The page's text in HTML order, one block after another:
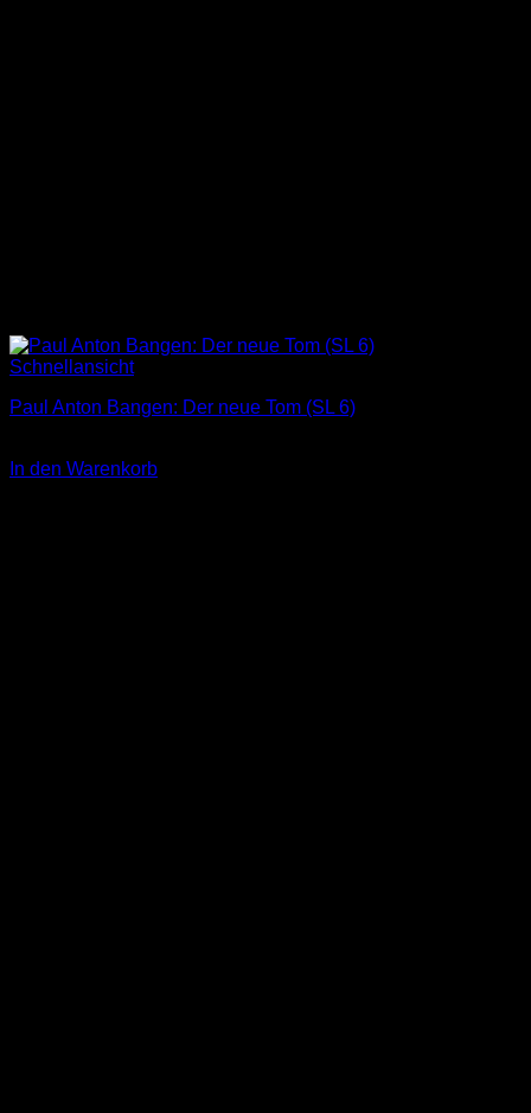
Schnellansicht
Paul Anton Bangen: Der neue Tom (SL 6)
In den Warenkorb